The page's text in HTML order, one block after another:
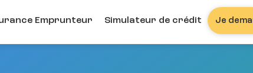
Emprunteur Simulateur de crédit Je